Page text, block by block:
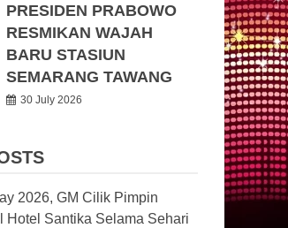
PRESIDEN PRABOWO
RESMIKAN WAJAH
BARU STASIUN
SEMARANG TAWANG
30 July 2026
2026, GM Cilik Pimpin
Hotel Santika Selama Sehari